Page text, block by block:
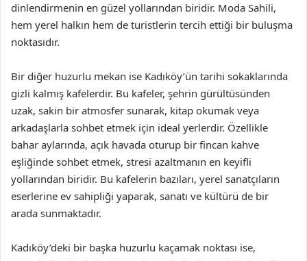
dinlendirmenin en güzel yollarından biridir. Moda Sahili,
hem yerel halkın hem de turistlerin tercih ettiği bir buluşma
noktasıdır.
Bir diğer huzurlu mekan ise Kadıköy’ün tarihi sokaklarında
gizli kalmış kafelerdir. Bu kafeler, şehrin gürültüsünden
uzak, sakin bir atmosfer sunarak, kitap okumak veya
arkadaşlarla sohbet etmek için ideal yerlerdir. Özellikle
bahar aylarında, açık havada oturup bir fincan kahve
eşliğinde sohbet etmek, stresi azaltmanın en keyifli
yollarından biridir. Bu kafelerin bazıları, yerel sanatçıların
eserlerine ev sahipliği yaparak, sanatı ve kültürü de bir
arada sunmaktadır.
Kadıköy’deki bir başka huzurlu kaçamak noktası ise,